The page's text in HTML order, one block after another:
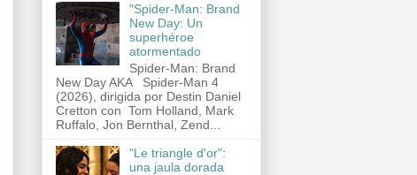
"Spider-Man: Brand
New Day: Un
superhéroe
atormentado
Spider-Man: Brand
New Day AKA Spider-Man 4
(2026), dirigida por Destin Daniel
Cretton con Tom Holland, Mark
Ruffalo, Jon Bernthal, Zend...
"Le triangle d'or":
una jaula dorada